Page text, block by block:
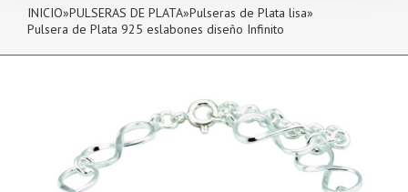
INICIO»PULSERAS DE PLATA»Pulseras de Plata lisa»
Pulsera de Plata 925 eslabones diseño Infinito